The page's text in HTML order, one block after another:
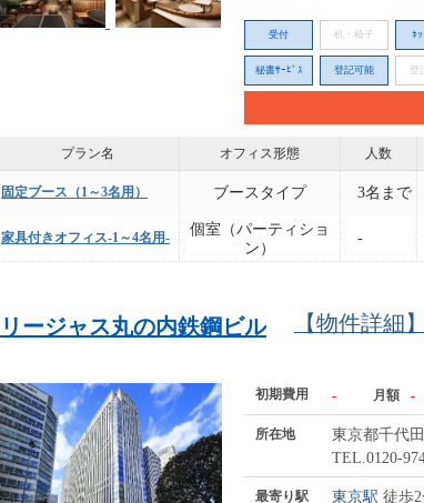
受付 机・椅子 ﾈ
秘書ｻｰﾋﾞｽ 登記可能 登
プラン名 オフィス形態 人数
固定ブース（1～3名用） ブースタイプ 3名まで
家具付きオフィス-1～4名用-
個室（パーティショ
ン）
-
リージャス丸の内鉄鋼ビル 【物件詳細】
初期費用 - 月額 -
所在地
東京都千代
TEL.0120-
最寄り駅 東京駅 徒歩